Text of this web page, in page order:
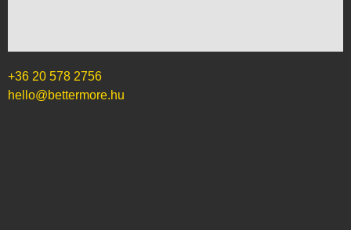
+36 20 578 2756
hello@bettermore.hu